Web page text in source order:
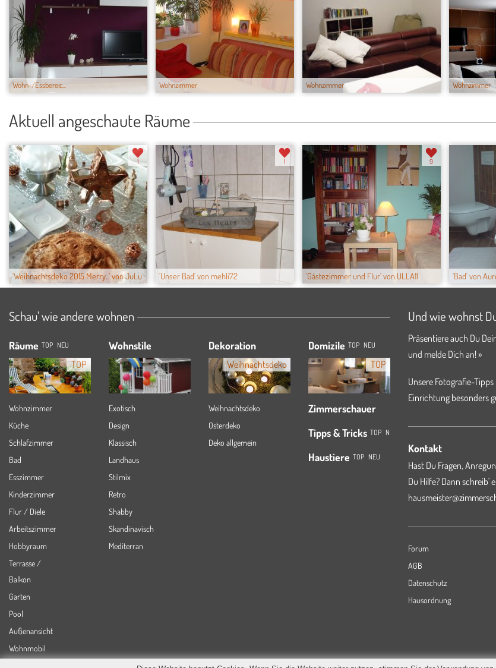
Wohn-/Essbereic... Wohnzimmer Wohnzimmer Wohnzimmer
Aktuell angeschaute Räume
'Weihnachtsdeko 2015 Merry...' von JuLu
1
'Unser Bad' von mehli72
1
'Gästezimmer und Flur' von ULLA11
9
'Bad' von
Schau' wie andere wohnen
Räume TOP NEU
TOP
Wohnzimmer
Küche
Schlafzimmer
Bad
Esszimmer
Kinderzimmer
Flur / Diele
Arbeitszimmer
Hobbyraum
Terrasse /
Balkon
Garten
Pool
Außenansicht
Wohnmobil
Wohnstile
Exotisch
Design
Klassisch
Landhaus
Stilmix
Retro
Shabby
Skandinavisch
Mediterran
Dekoration
Weihnachtsdeko
Weihnachtsdeko
Osterdeko
Deko allgemein
Domizile TOP NEU
TOP
Zimmerschauer
Tipps & Tricks TOP NEU
Haustiere TOP NEU
Und wie wohnst
Präsentiere auch Du
und melde Dich an! »
Unsere Fotografie-
Einrichtung besonders
Kontakt
Hast Du Fragen,
Du Hilfe? Dann schreib'
Forum
AGB
Datenschutz
Hausordnung